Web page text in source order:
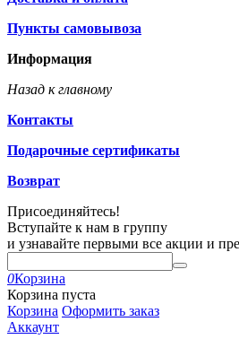
Пункты самовывоза
Информация
Назад к главному
Контакты
Подарочные сертификаты
Возврат
Присоединяйтесь!
Вступайте к нам в группу
и узнавайте первыми все акции и
0Корзина
Корзина пуста
Корзина Оформить заказ
Аккаунт